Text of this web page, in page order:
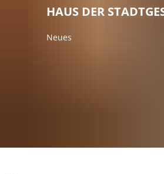
HAUS DER
Neues